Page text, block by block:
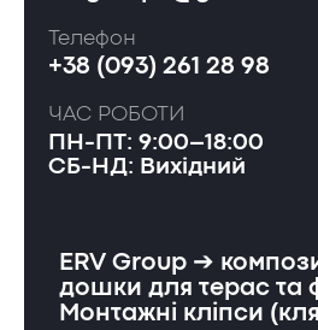
Телефон
+38 (093) 261 28 98
ЧАС РОБОТИ
ПН-ПТ: 9:00–18:00
СБ-НД: Вихідний
ERV Group ➔
дошки для терас та
Монтажні кліпси